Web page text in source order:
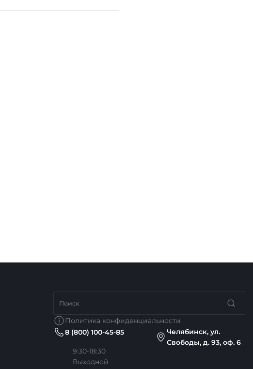
Политика конфиденциальности
8 (800) 100-45-85
9:30-18:30
Выходной
Челябинск, ул.
Свободы, д. 93, оф. 6